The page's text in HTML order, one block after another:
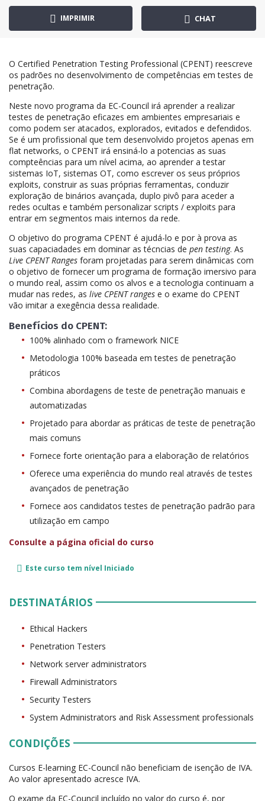
IMPRIMIR CHAT
O Certified Penetration Testing Professional (CPENT) reescreve
os padrões no desenvolvimento de competências em testes de
penetração.
Neste novo programa da EC-Council irá aprender a realizar
testes de penetração eficazes em ambientes empresariais e
como podem ser atacados, explorados, evitados e defendidos.
Se é um profissional que tem desenvolvido projetos apenas em
flat networks, o CPENT irá ensiná-lo a potencias as suas
compteências para um nível acima, ao aprender a testar
sistemas IoT, sistemas OT, como escrever os seus próprios
exploits, construir as suas próprias ferramentas, conduzir
exploração de binários avançada, duplo pivô para aceder a
redes ocultas e também personalizar scripts / exploits para
entrar em segmentos mais internos da rede.
O objetivo do programa CPENT é ajudá-lo e por à prova as
suas capaciadades em dominar as técncias de pen testing. As
Live CPENT Ranges foram projetadas para serem dinâmicas com
o objetivo de fornecer um programa de formação imersivo para
o mundo real, assim como os alvos e a tecnologia continuam a
mudar nas redes, as live CPENT ranges e o exame do CPENT
vão imitar a exegência dessa realidade.
Benefícios do CPENT:
100% alinhado com o framework NICE
Metodologia 100% baseada em testes de penetração
práticos
Combina abordagens de teste de penetração manuais e
automatizadas
Projetado para abordar as práticas de teste de penetração
mais comuns
Fornece forte orientação para a elaboração de relatórios
Oferece uma experiência do mundo real através de testes
avançados de penetração
Fornece aos candidatos testes de penetração padrão para
utilização em campo
Consulte a página oficial do curso
Este curso tem nível Iniciado
DESTINATÁRIOS
Ethical Hackers
Penetration Testers
Network server administrators
Firewall Administrators
Security Testers
System Administrators and Risk Assessment professionals
CONDIÇÕES
Cursos E-learning EC-Council não beneficiam de isenção de IVA.
Ao valor apresentado acresce IVA.
O exame da EC-Council incluído no valor do curso é, por